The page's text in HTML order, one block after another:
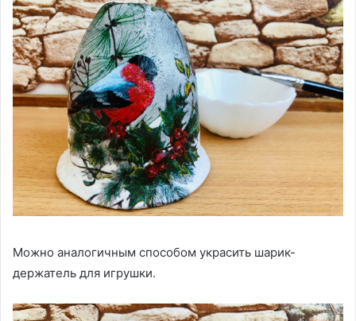
Можно аналогичным способом украсить шарик-
держатель для игрушки.